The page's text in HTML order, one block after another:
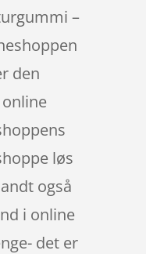
–
den
løs
også
i online
det er